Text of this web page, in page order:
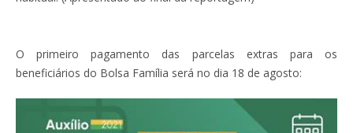
O primeiro pagamento das parcelas extras para os
beneficiários do Bolsa Família será no dia 18 de agosto: